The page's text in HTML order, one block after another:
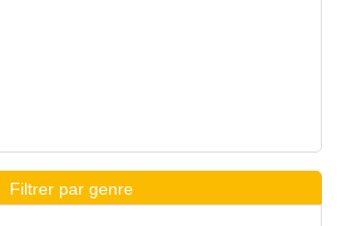
Filtrer par genre